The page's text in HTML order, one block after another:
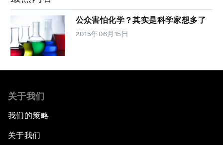
公众害怕化学？其实是科学家想多了
2015年06月15日
关于我们
我们的策略
关于我们